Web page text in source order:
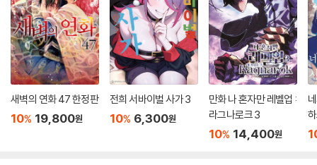
새벽의 연화 47 한정판
10% 19,800원
전희 서바이벌 사가 3
10% 6,300원
만화 나 혼자만 레벨업 :
라그나로크 3
10% 14,400원